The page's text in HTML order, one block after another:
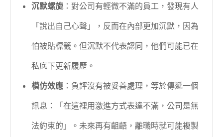
沉默螺旋：對公司有輕微不滿的員工，發現有人
「說出自己心聲」，反而在內部更加沉默，因為
怕被貼標籤。但沉默不代表認同，他們可能已在
私底下更新履歷。
模仿效應 ：負評沒有被妥善處理，等於傳遞一個
訊息：「在這裡用激進方式表達不滿，公司是無
法約束的」。未來再有齟齬，離職時就可能複製